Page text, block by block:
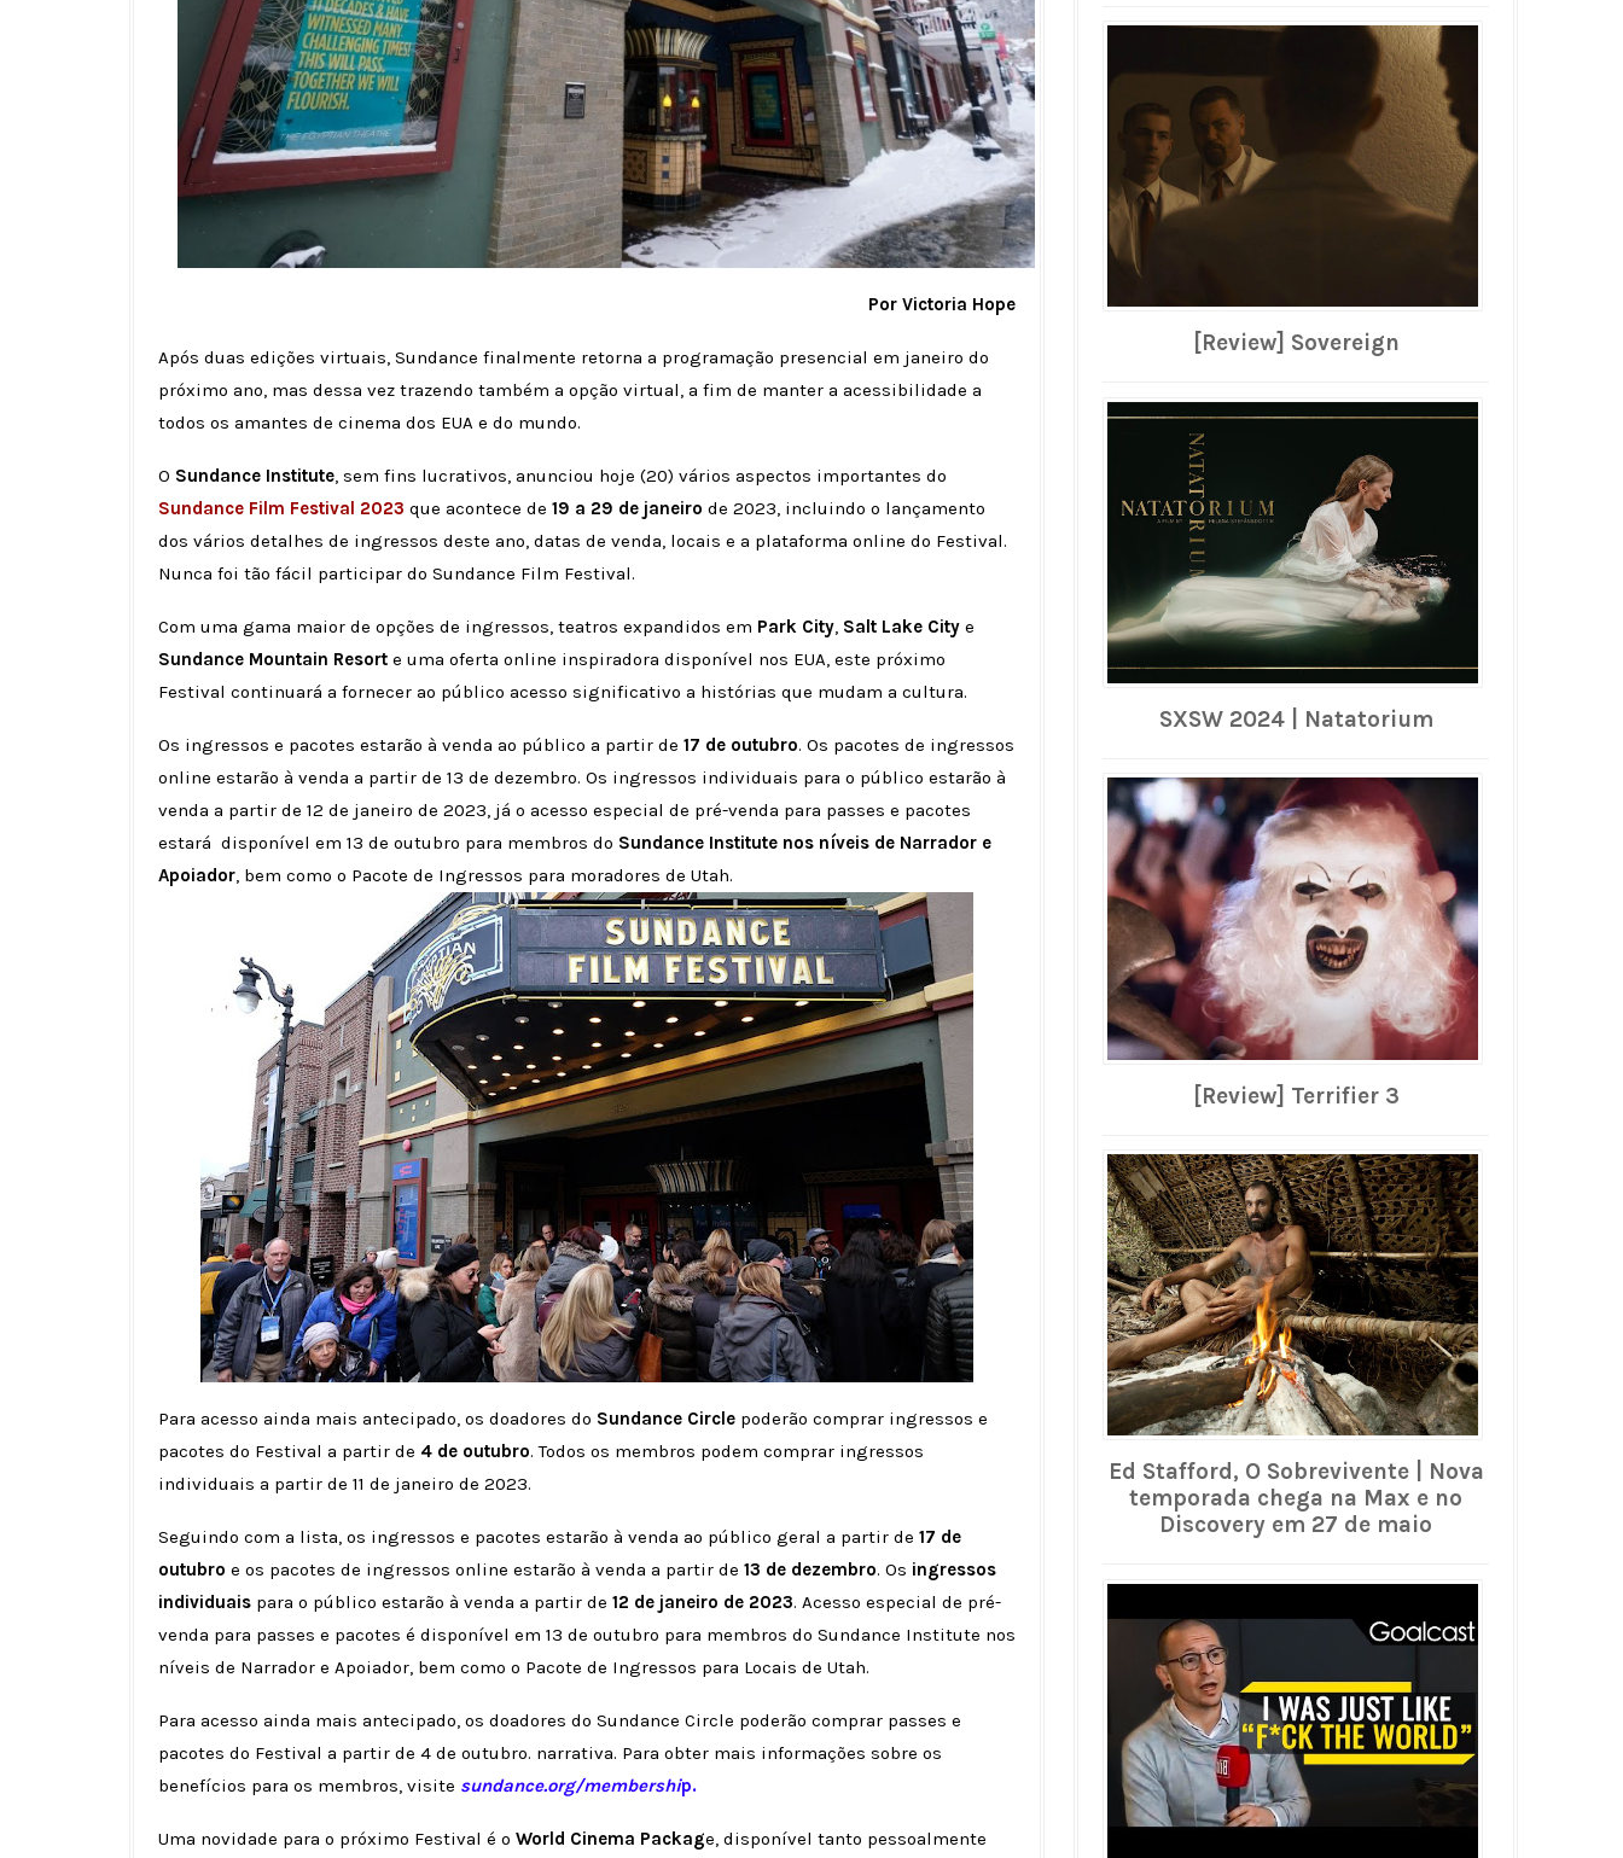
Por Victoria Hope
Após duas edições virtuais, Sundance finalmente retorna a programação presencial em janeiro do
próximo ano, mas dessa vez trazendo também a opção virtual, a fim de manter a acessibilidade a
todos os amantes de cinema dos EUA e do mundo.
O Sundance Institute, sem fins lucrativos, anunciou hoje (20) vários aspectos importantes do
Sundance Film Festival 2023 que acontece de 19 a 29 de janeiro de 2023, incluindo o lançamento
dos vários detalhes de ingressos deste ano, datas de venda, locais e a plataforma online do Festival.
Nunca foi tão fácil participar do Sundance Film Festival.
Com uma gama maior de opções de ingressos, teatros expandidos em Park City, Salt Lake City e
Sundance Mountain Resort e uma oferta online inspiradora disponível nos EUA, este próximo
Festival continuará a fornecer ao público acesso significativo a histórias que mudam a cultura.
Os ingressos e pacotes estarão à venda ao público a partir de 17 de outubro. Os pacotes de ingressos
online estarão à venda a partir de 13 de dezembro. Os ingressos individuais para o público estarão à
venda a partir de 12 de janeiro de 2023, já o acesso especial de pré-venda para passes e pacotes
estará disponível em 13 de outubro para membros do Sundance Institute nos níveis de Narrador e
Apoiador, bem como o Pacote de Ingressos para moradores de Utah.
Para acesso ainda mais antecipado, os doadores do Sundance Circle poderão comprar ingressos e
pacotes do Festival a partir de 4 de outubro. Todos os membros podem comprar ingressos
individuais a partir de 11 de janeiro de 2023.
Seguindo com a lista, os ingressos e pacotes estarão à venda ao público geral a partir de 17 de
outubro e os pacotes de ingressos online estarão à venda a partir de 13 de dezembro. Os ingressos
individuais para o público estarão à venda a partir de 12 de janeiro de 2023. Acesso especial de pré-
venda para passes e pacotes é disponível em 13 de outubro para membros do Sundance Institute nos
níveis de Narrador e Apoiador, bem como o Pacote de Ingressos para Locais de Utah.
Para acesso ainda mais antecipado, os doadores do Sundance Circle poderão comprar passes e
pacotes do Festival a partir de 4 de outubro. narrativa. Para obter mais informações sobre os
benefícios para os membros, visite sundance.org/membership.
Uma novidade para o próximo Festival é o World Cinema Package, disponível tanto pessoalmente
[Review] Sovereign
SXSW 2024 | Natatorium
[Review] Terrifier 3
Ed Stafford, O Sobrevivente | Nova
temporada chega na Max e no
Discovery em 27 de maio